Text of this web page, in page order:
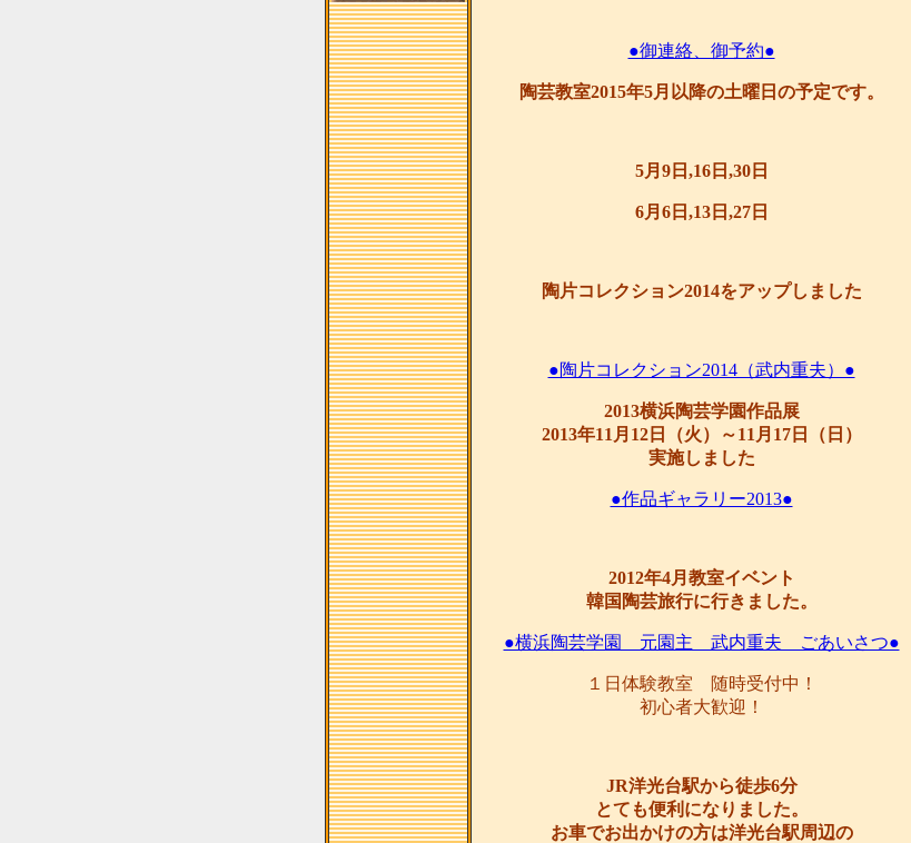
●御連絡、御予約●
陶芸教室2015年5月以降の土曜日の予定です。
5月9日,16日,30日
6月6日,13日,27日
陶片コレクション2014をアップしました
●陶片コレクション2014（武内重夫）●
2013横浜陶芸学園作品展
2013年11月12日（火）～11月17日（日）
実施しました
●作品ギャラリー2013●
2012年4月教室イベント
韓国陶芸旅行に行きました。
●横浜陶芸学園 元園主 武内重夫 ごあいさつ●
１日体験教室 随時受付中！
初心者大歓迎！
JR洋光台駅から徒歩6分
とても便利になりました。
お車でお出かけの方は洋光台駅周辺の